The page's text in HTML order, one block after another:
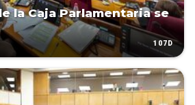
la Caja Parlamentaria se
107D